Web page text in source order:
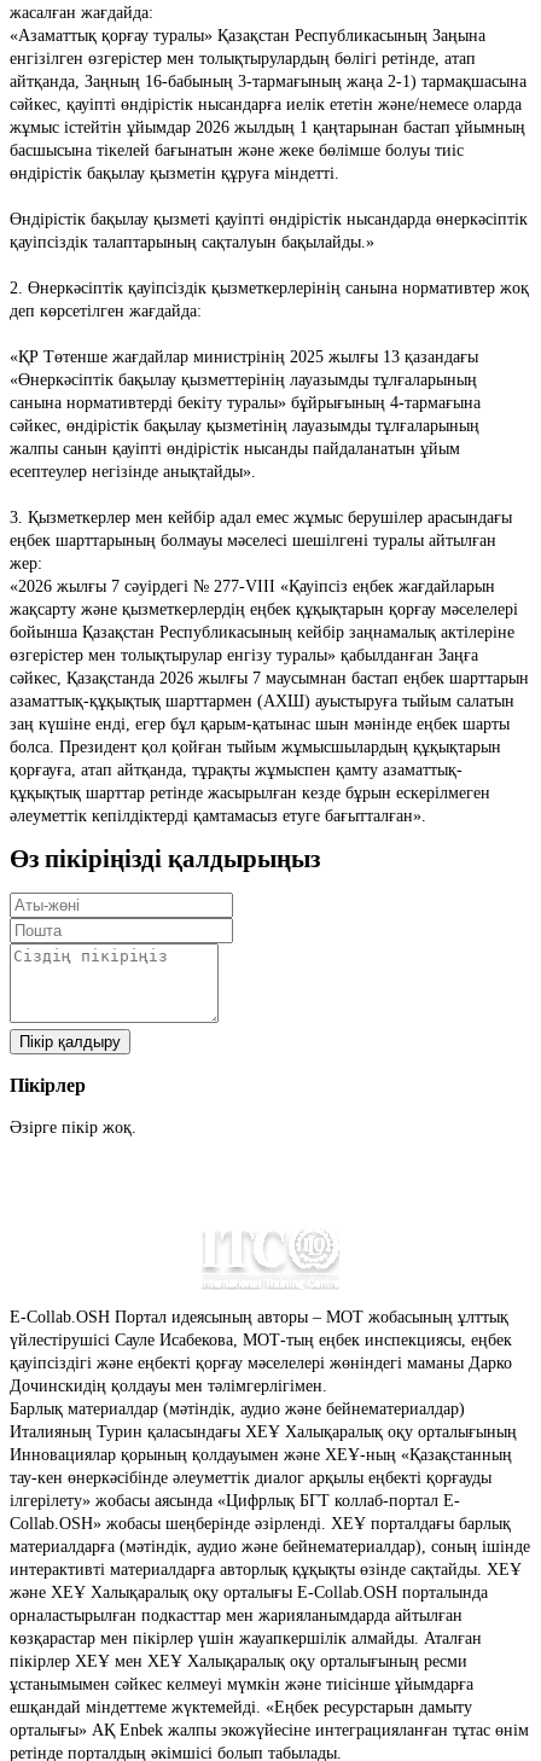
жасалған жағдайда:
«Азаматтық қорғау туралы» Қазақстан Республикасының Заңына
енгізілген өзгерістер мен толықтырулардың бөлігі ретінде, атап
айтқанда, Заңның 16-бабының 3-тармағының жаңа 2-1) тармақшасына
сәйкес, қауіпті өндірістік нысандарға иелік ететін және/немесе оларда
жұмыс істейтін ұйымдар 2026 жылдың 1 қаңтарынан бастап ұйымның
басшысына тікелей бағынатын және жеке бөлімше болуы тиіс
өндірістік бақылау қызметін құруға міндетті.
Өндірістік бақылау қызметі қауіпті өндірістік нысандарда өнеркәсіптік
қауіпсіздік талаптарының сақталуын бақылайды.»
2. Өнеркәсіптік қауіпсіздік қызметкерлерінің санына нормативтер жоқ
деп көрсетілген жағдайда:
«ҚР Төтенше жағдайлар министрінің 2025 жылғы 13 қазандағы
«Өнеркәсіптік бақылау қызметтерінің лауазымды тұлғаларының
санына нормативтерді бекіту туралы» бұйрығының 4-тармағына
сәйкес, өндірістік бақылау қызметінің лауазымды тұлғаларының
жалпы санын қауіпті өндірістік нысанды пайдаланатын ұйым
есептеулер негізінде анықтайды».
3. Қызметкерлер мен кейбір адал емес жұмыс берушілер арасындағы
еңбек шарттарының болмауы мәселесі шешілгені туралы айтылған
жер:
«2026 жылғы 7 сәуірдегі № 277-VIII «Қауіпсіз еңбек жағдайларын
жақсарту және қызметкерлердің еңбек құқықтарын қорғау мәселелері
бойынша Қазақстан Республикасының кейбір заңнамалық актілеріне
өзгерістер мен толықтырулар енгізу туралы» қабылданған Заңға
сәйкес, Қазақстанда 2026 жылғы 7 маусымнан бастап еңбек шарттарын
азаматтық-құқықтық шарттармен (АХШ) ауыстыруға тыйым салатын
заң күшіне енді, егер бұл қарым-қатынас шын мәнінде еңбек шарты
болса. Президент қол қойған тыйым жұмысшылардың құқықтарын
қорғауға, атап айтқанда, тұрақты жұмыспен қамту азаматтық-
құқықтық шарттар ретінде жасырылған кезде бұрын ескерілмеген
әлеуметтік кепілдіктерді қамтамасыз етуге бағытталған».
Өз пікіріңізді қалдырыңыз
Пікір қалдыру
Пікірлер
Әзірге пікір жоқ.
E-Collab.OSH Портал идеясының авторы – МОТ жобасының ұлттық
үйлестірушісі Сауле Исабекова, МОТ-тың еңбек инспекциясы, еңбек
қауіпсіздігі және еңбекті қорғау мәселелері жөніндегі маманы Дарко
Дочинскидің қолдауы мен тәлімгерлігімен.
Барлық материалдар (мәтіндік, аудио және бейнематериалдар)
Италияның Турин қаласындағы ХЕҰ Халықаралық оқу орталығының
Инновациялар қорының қолдауымен және ХЕҰ-ның «Қазақстанның
тау-кен өнеркәсібінде әлеуметтік диалог арқылы еңбекті қорғауды
ілгерілету» жобасы аясында «Цифрлық БГТ коллаб-портал E-
Collab.OSH» жобасы шеңберінде әзірленді. ХЕҰ порталдағы барлық
материалдарға (мәтіндік, аудио және бейнематериалдар), соның ішінде
интерактивті материалдарға авторлық құқықты өзінде сақтайды. ХЕҰ
және ХЕҰ Халықаралық оқу орталығы E-Collab.OSH порталында
орналастырылған подкасттар мен жарияланымдарда айтылған
көзқарастар мен пікірлер үшін жауапкершілік алмайды. Аталған
пікірлер ХЕҰ мен ХЕҰ Халықаралық оқу орталығының ресми
ұстанымымен сәйкес келмеуі мүмкін және тиісінше ұйымдарға
ешқандай міндеттеме жүктемейді. «Еңбек ресурстарын дамыту
орталығы» АҚ Enbek жалпы экожүйесіне интеграцияланған тұтас өнім
ретінде порталдың әкімшісі болып табылады.